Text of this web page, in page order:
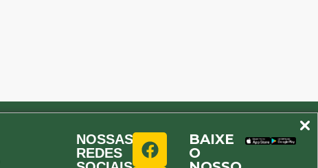
NOSSAS
REDES
BAIXE
O